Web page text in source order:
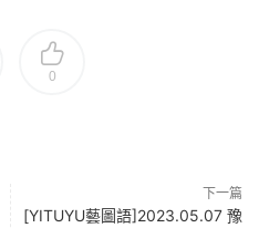
0
下一篇
[YITUYU藝圖語]2023.05.07 豫